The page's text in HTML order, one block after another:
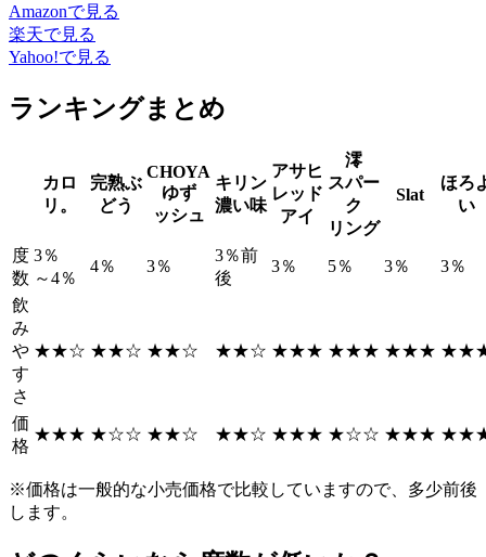
Amazonで見る
楽天で見る
Yahoo!で見る
ランキングまとめ
カロ
リ。
完熟ぶ
どう
CHOYA
ゆず
ッシュ
キリン
濃い味
アサヒ
レッド
アイ
澪
スパー
ク
リング
Slat
ほろ
い
度
数
3％
～4％
4％ 3％
3％前
後
3％ 5％ 3％ 3％
飲
み
や
す
さ
★★☆ ★★☆ ★★☆ ★★☆ ★★★ ★★★ ★★★
価
格
★★★ ★☆☆ ★★☆ ★★☆ ★★★ ★☆☆ ★★★
※価格は一般的な小売価格で比較していますので、多少前後
します。